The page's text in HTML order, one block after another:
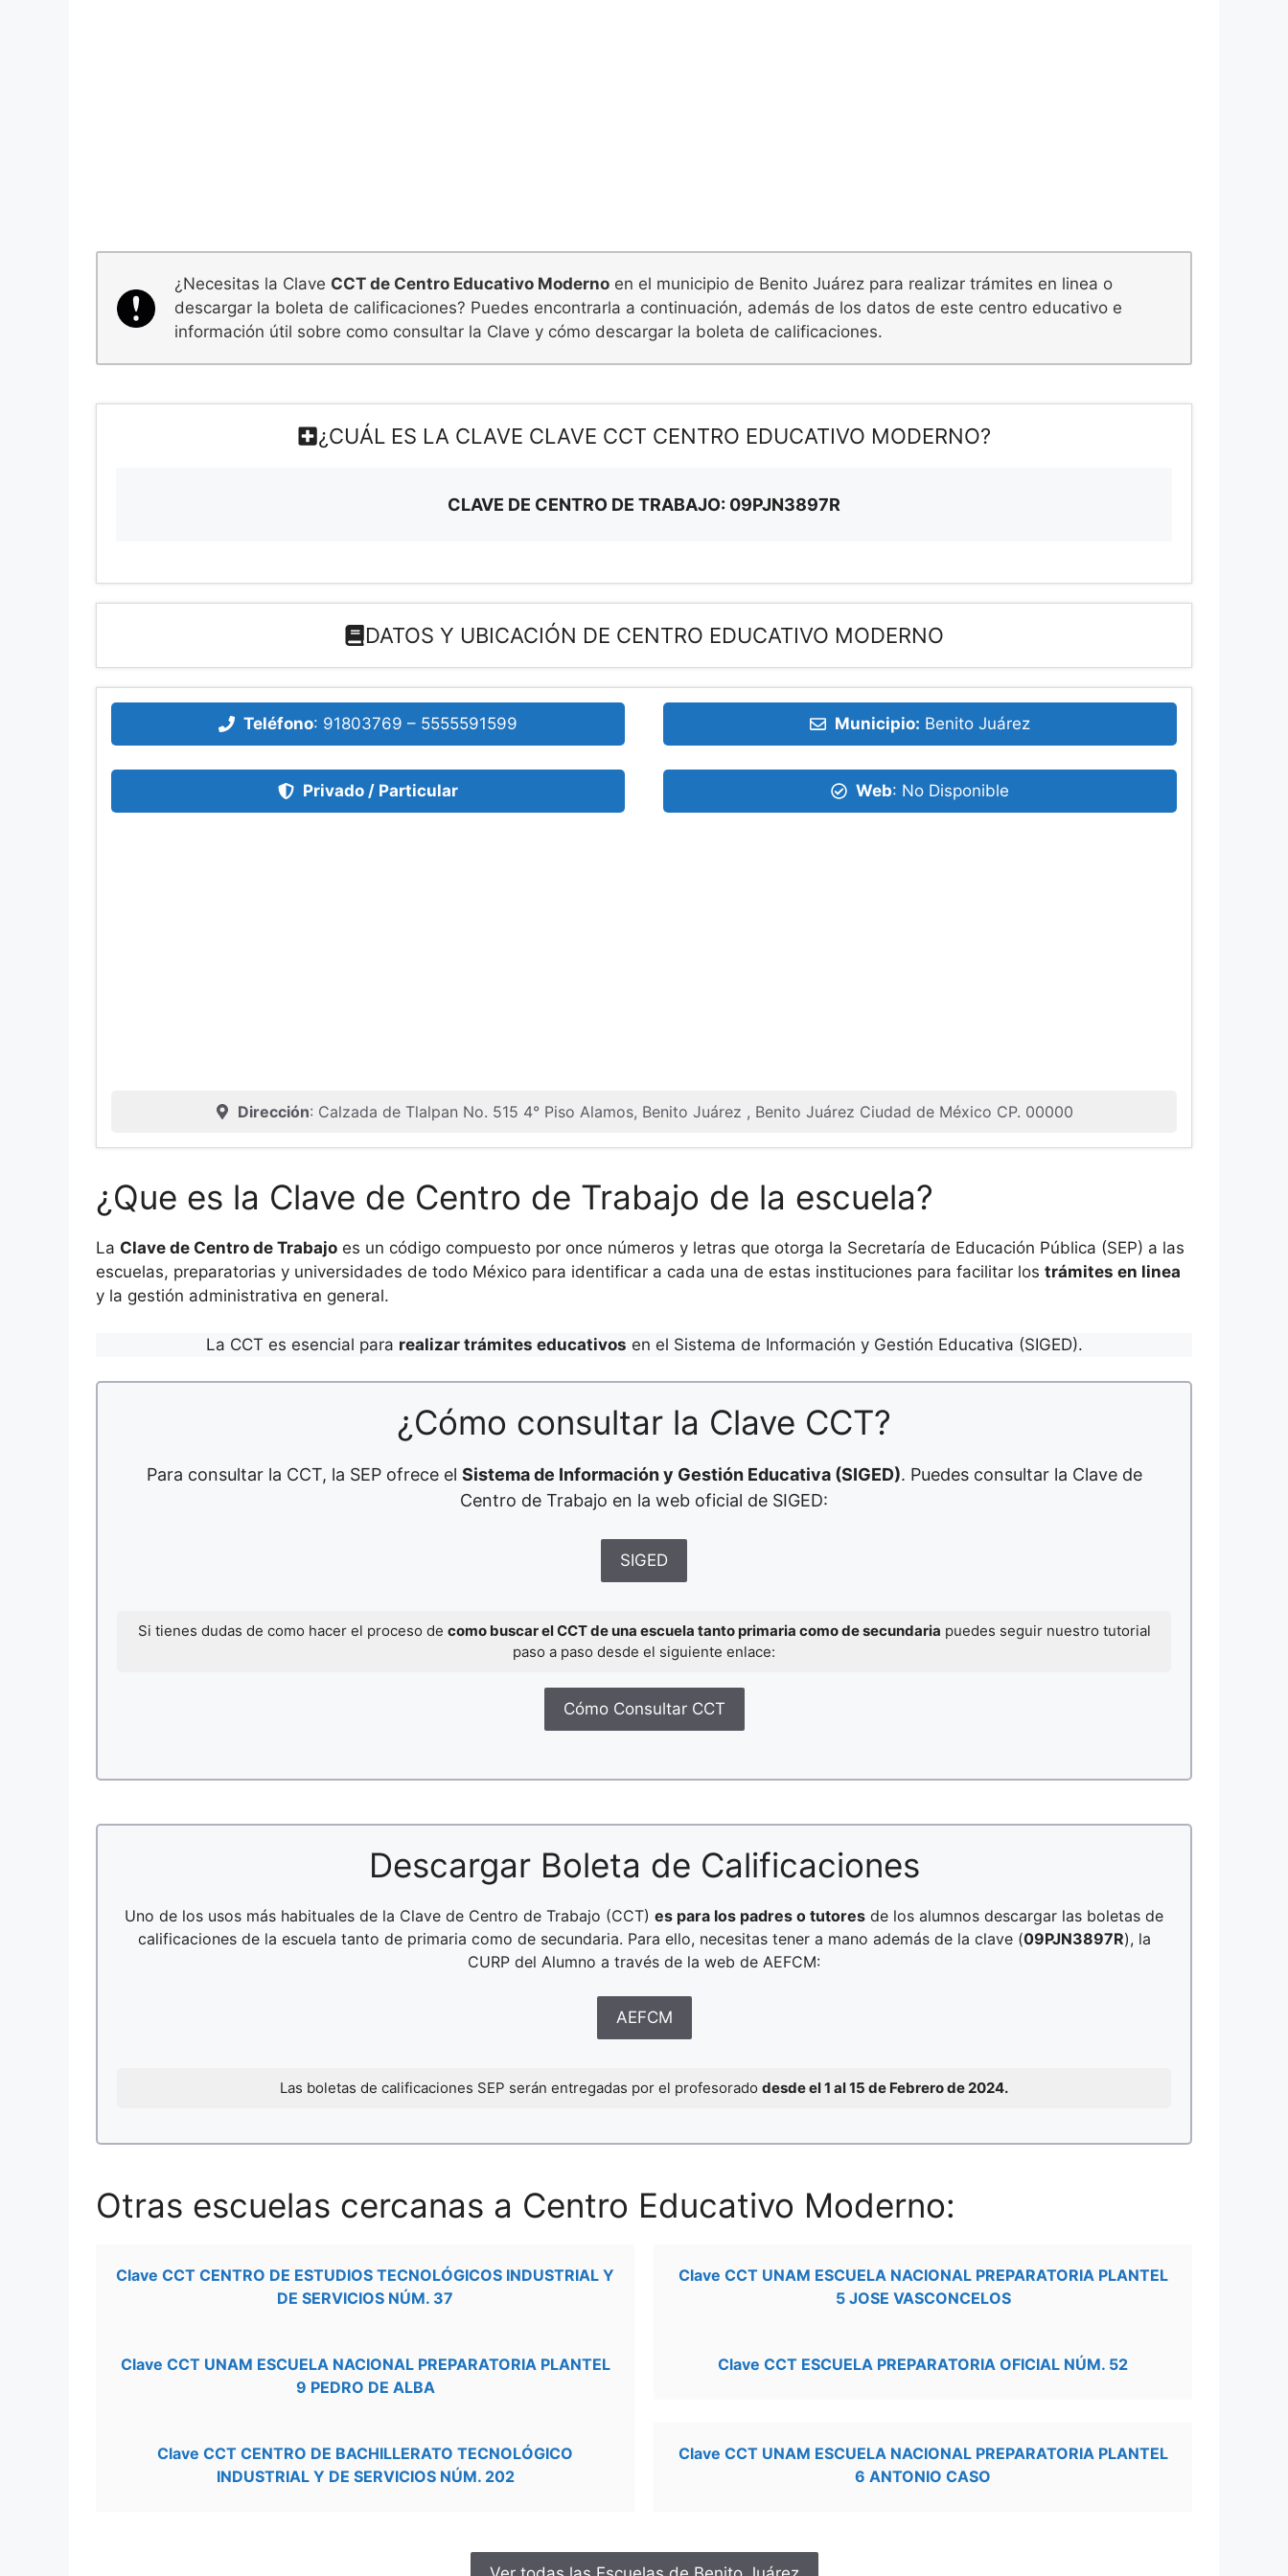
¿Necesitas la Clave CCT de Centro Educativo Moderno en el municipio de Benito Juárez para realizar trámites en linea o
descargar la boleta de calificaciones? Puedes encontrarla a continuación, además de los datos de este centro educativo e
información útil sobre como consultar la Clave y cómo descargar la boleta de calificaciones.
¿CUÁL ES LA CLAVE CLAVE CCT CENTRO EDUCATIVO MODERNO?
CLAVE DE CENTRO DE TRABAJO: 09PJN3897R
DATOS Y UBICACIÓN DE CENTRO EDUCATIVO MODERNO
Teléfono: 91803769 – 5555591599 Municipio: Benito Juárez
Privado / Particular Web: No Disponible
Dirección: Calzada de Tlalpan No. 515 4° Piso Alamos, Benito Juárez , Benito Juárez Ciudad de México CP. 00000
¿Que es la Clave de Centro de Trabajo de la escuela?
La Clave de Centro de Trabajo es un código compuesto por once números y letras que otorga la Secretaría de Educación Pública (SEP) a las
escuelas, preparatorias y universidades de todo México para identificar a cada una de estas instituciones para facilitar los trámites en linea
y la gestión administrativa en general.
La CCT es esencial para realizar trámites educativos en el Sistema de Información y Gestión Educativa (SIGED).
¿Cómo consultar la Clave CCT?
Para consultar la CCT, la SEP ofrece el Sistema de Información y Gestión Educativa (SIGED). Puedes consultar la Clave de
Centro de Trabajo en la web oficial de SIGED:
SIGED
Si tienes dudas de como hacer el proceso de como buscar el CCT de una escuela tanto primaria como de secundaria puedes seguir nuestro tutorial
paso a paso desde el siguiente enlace:
Cómo Consultar CCT
Descargar Boleta de Calificaciones
Uno de los usos más habituales de la Clave de Centro de Trabajo (CCT) es para los padres o tutores de los alumnos descargar las boletas de
calificaciones de la escuela tanto de primaria como de secundaria. Para ello, necesitas tener a mano además de la clave (09PJN3897R), la
CURP del Alumno a través de la web de AEFCM:
AEFCM
Las boletas de calificaciones SEP serán entregadas por el profesorado desde el 1 al 15 de Febrero de 2024.
Otras escuelas cercanas a Centro Educativo Moderno:
Clave CCT CENTRO DE ESTUDIOS TECNOLÓGICOS INDUSTRIAL Y
DE SERVICIOS NÚM. 37
Clave CCT UNAM ESCUELA NACIONAL PREPARATORIA PLANTEL
5 JOSE VASCONCELOS
Clave CCT UNAM ESCUELA NACIONAL PREPARATORIA PLANTEL
9 PEDRO DE ALBA
Clave CCT ESCUELA PREPARATORIA OFICIAL NÚM. 52
Clave CCT CENTRO DE BACHILLERATO TECNOLÓGICO
INDUSTRIAL Y DE SERVICIOS NÚM. 202
Clave CCT UNAM ESCUELA NACIONAL PREPARATORIA PLANTEL
6 ANTONIO CASO